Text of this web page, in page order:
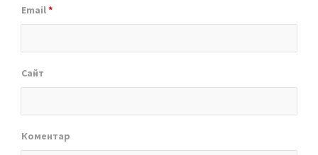
Email*
Сайт
Коментар